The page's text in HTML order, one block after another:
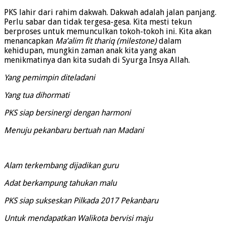
PKS lahir dari rahim dakwah. Dakwah adalah jalan panjang.
Perlu sabar dan tidak tergesa-gesa. Kita mesti tekun
berproses untuk memunculkan tokoh-tokoh ini. Kita akan
menancapkan Ma’alim fit thariq (milestone)dalam
kehidupan, mungkin zaman anak kita yang akan
menikmatinya dan kita sudah di Syurga Insya Allah.
Yang pemimpin diteladani
Yang tua dihormati
PKS siap bersinergi dengan harmoni
Menuju pekanbaru bertuah nan Madani
Alam terkembang dijadikan guru
Adat berkampung tahukan malu
PKS siap sukseskan Pilkada 2017 Pekanbaru
Untuk mendapatkan Walikota bervisi maju